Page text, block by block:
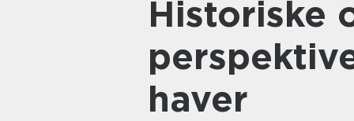
Historiske og kulturelle
haver